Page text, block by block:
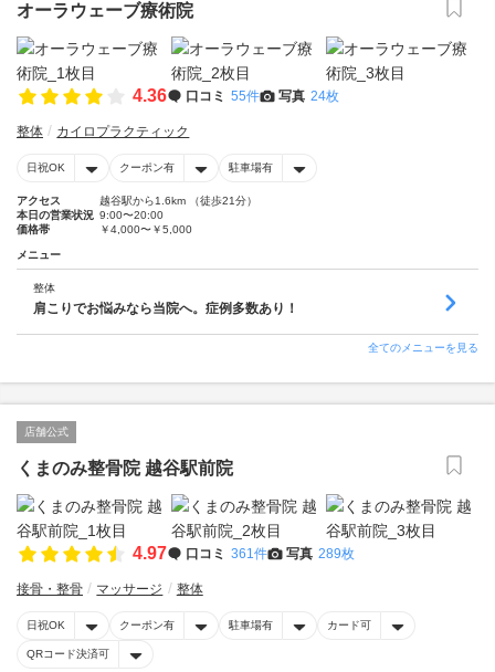
オーラウェーブ療術院
4.36 口コミ 55件 写真 24枚
整体 カイロプラクティック
日祝OK クーポン有 駐車場有
アクセス
越谷駅から1.6km （徒歩21分）
本日の営業状況 9:00〜20:00
価格帯
￥4,000〜￥5,000
メニュー
整体
肩こりでお悩みなら当院へ。症例多数あり！
全てのメニューを見る
店舗公式
くまのみ整骨院 越谷駅前院
4.97 口コミ 361件 写真 289枚
接骨・整骨 マッサージ 整体
日祝OK クーポン有 駐車場有 カード可
QRコード決済可